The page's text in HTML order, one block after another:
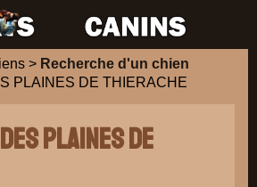
> Recherche d'un chien
PLAINES DE THIERACHE
PLAINES DE